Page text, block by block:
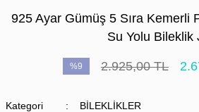
925 Ayar Gümüş 5 Sıra Kemerli
Su Yolu Bileklik
%9 2.925,00 TL
Kategori
BİLEKLİKLER